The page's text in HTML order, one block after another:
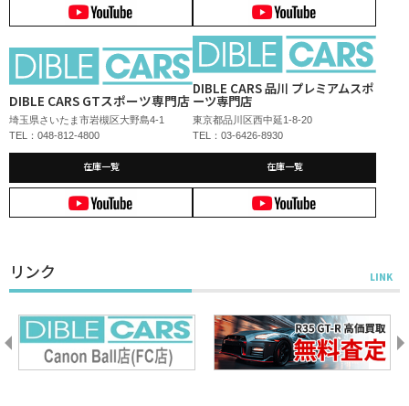
DIBLE CARS GTスポーツ専門店
埼玉県さいたま市岩槻区大野島4-1
TEL：048-812-4800
在庫一覧
DIBLE CARS 品川 プレミアムスポ
ーツ専門店
東京都品川区西中延1-8-20
TEL：03-6426-8930
在庫一覧
リンク